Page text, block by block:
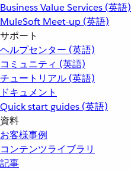
Business Value Services (英語)
MuleSoft Meet-up (英語)
サポート
ヘルプセンター (英語)
コミュニティ (英語)
チュートリアル (英語)
ドキュメント
Quick start guides (英語)
資料
お客様事例
コンテンツライブラリ
記事